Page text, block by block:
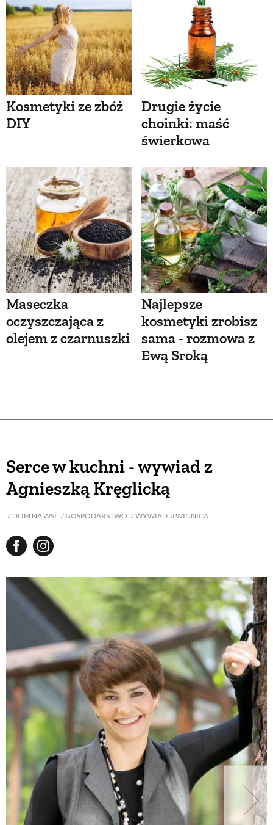
Kosmetyki ze zbóż
DIY
Drugie życie
choinki: maść
świerkowa
Maseczka
oczyszczająca z
olejem z czarnuszki
Najlepsze
kosmetyki zrobisz
sama - rozmowa z
Ewą Sroką
Serce w kuchni - wywiad z
Agnieszką Kręglicką
DOM NA WSI GOSPODARSTWO WYWIAD WINNICA